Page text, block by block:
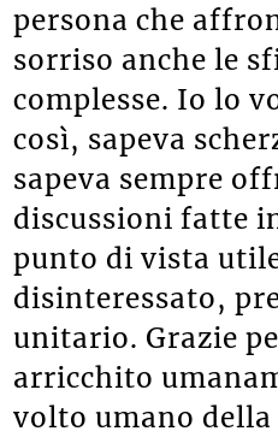
persona che
sorriso anche le
complesse. Io lo
così, sapeva
sapeva sempre
discussioni fatte
punto di vista
disinteressato,
unitario. Grazie
arricchito
volto umano